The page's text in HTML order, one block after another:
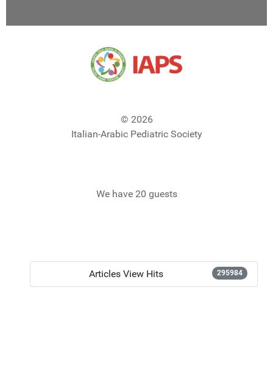
© 2026
Italian-Arabic Pediatric Society
We have 20 guests
Articles View Hits 295984